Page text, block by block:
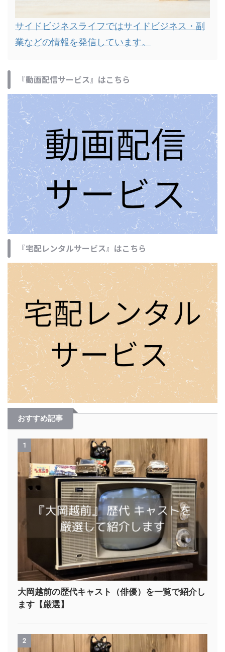
サイドビジネスライフではサイドビジネス・副
業などの情報を発信しています。
『動画配信サービス』はこちら
『宅配レンタルサービス』はこちら
おすすめ記事
1
大岡越前の歴代キャスト（俳優）を一覧で紹介し
ます【厳選】
2